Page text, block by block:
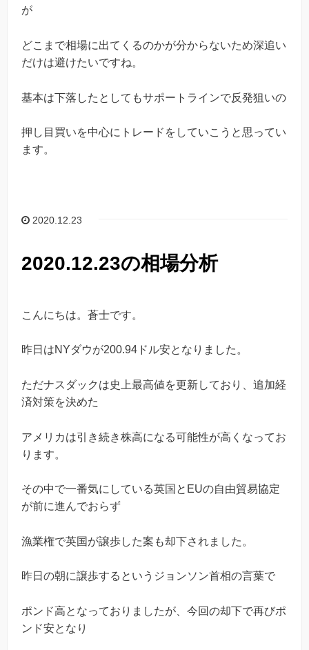
が
どこまで相場に出てくるのかが分からないため深追い
だけは避けたいですね。
基本は下落したとしてもサポートラインで反発狙いの
押し目買いを中心にトレードをしていこうと思ってい
ます。
2020.12.23
2020.12.23の相場分析
こんにちは。蒼士です。
昨日はNYダウが200.94ドル安となりました。
ただナスダックは史上最高値を更新しており、追加経
済対策を決めた
アメリカは引き続き株高になる可能性が高くなってお
ります。
その中で一番気にしている英国とEUの自由貿易協定
が前に進んでおらず
漁業権で英国が譲歩した案も却下されました。
昨日の朝に譲歩するというジョンソン首相の言葉で
ポンド高となっておりましたが、今回の却下で再びポ
ンド安となり